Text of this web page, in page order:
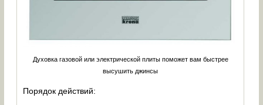
Духовка газовой или электрической плиты поможет вам быстрее
высушить джинсы
Порядок действий: